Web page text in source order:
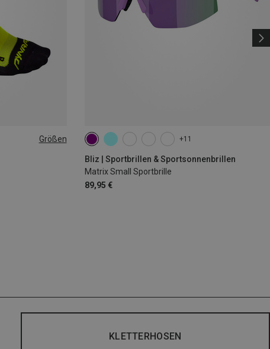
Größen +11
Bliz | Sportbrillen & Sportsonnenbrillen
Matrix Small Sportbrille
89,95 €
KLETTERHOSEN